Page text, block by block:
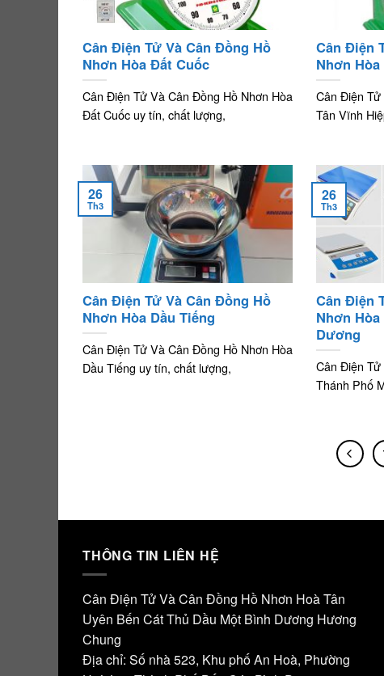
Cân Điện Tử Và Cân Đồng Hồ
Nhơn Hòa Đất Cuốc
Cân Điện Tử Và Cân Đồng Hồ Nhơn Hòa
Đất Cuốc uy tín, chất lượng,
Cân Điện
Nhơn
Cân Điện
Tân Vĩnh
Cân Điện Tử Và Cân Đồng Hồ
Nhơn Hòa Dầu Tiếng
Cân Điện Tử Và Cân Đồng Hồ Nhơn Hòa
Dầu Tiếng uy tín, chất lượng,
26
Th3
Cân Điện
Nhơn
Dương
Cân Điện
Thánh Phố
26
Th3
THÔNG TIN LIÊN HỆ
Cân Điện Tử Và Cân Đồng Hồ Nhơn Hoà Tân
Uyên Bến Cát Thủ Dầu Một Bình Dương Hương
Chung
Địa chỉ: Số nhà 523, Khu phố An Hoà, Phường